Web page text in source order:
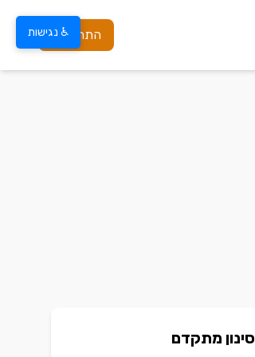
התחברות
סינון מתקדם
♿ נגישות